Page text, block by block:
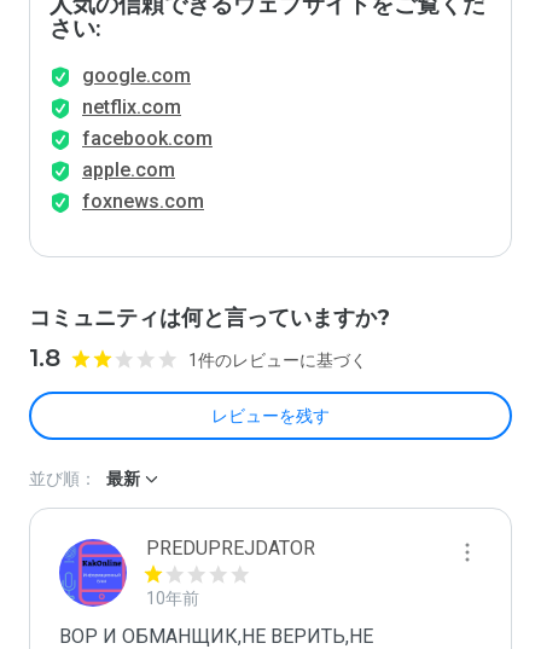
さい:
google.com
netflix.com
facebook.com
apple.com
foxnews.com
コミュニティは何と言っていますか?
1.8 1件のレビューに基づく
レビューを残す
並び順： 最新
PREDUPREJDATOR
10年前
ВОР И ОБМАНЩИК,НЕ ВЕРИТЬ,НЕ